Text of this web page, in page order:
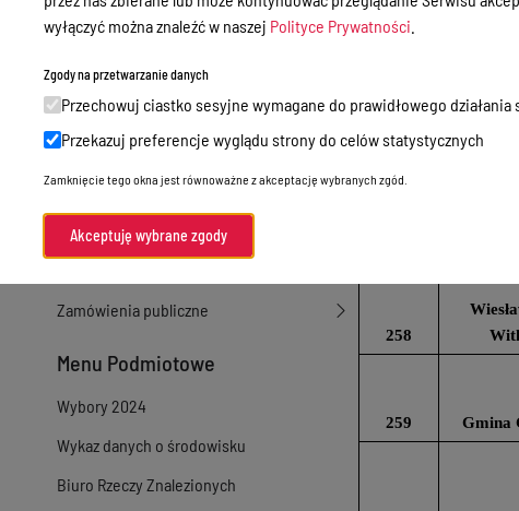
Sprawy załatwiane w urzędzie
Sprawy załatwiane internetowo
Oświadczenia majątkowe
e-Puap/ e-Doręczenia
Petycje
Praca
Zamówienia publiczne
Menu Podmiotowe
Wybory 2024
Wykaz danych o środowisku
Biuro Rzeczy Znalezionych
253
258
259 Gmina
wyłączyć można znaleźć w naszej Polityce Prywatności
Zgody na przetwarzanie danych
Przechowuj ciastko sesyjne wymagane do prawidłowego działania
Przekazuj preferencje wyglądu strony do celów statystycznych
Zamknięcie tego okna jest równoważne z akceptację wybranych zgód.
Akceptuję wybrane zgody